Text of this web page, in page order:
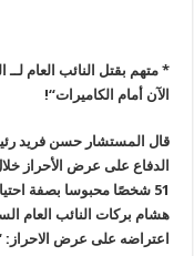
* متهم بقتل النائب العام
الآن أمام الكاميرات“!
قال المستشار حسن فريد
هشام بركات النائب العام
اعتراضه على عرض الاحراز